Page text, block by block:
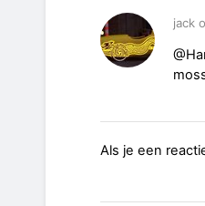
jack
Als je een